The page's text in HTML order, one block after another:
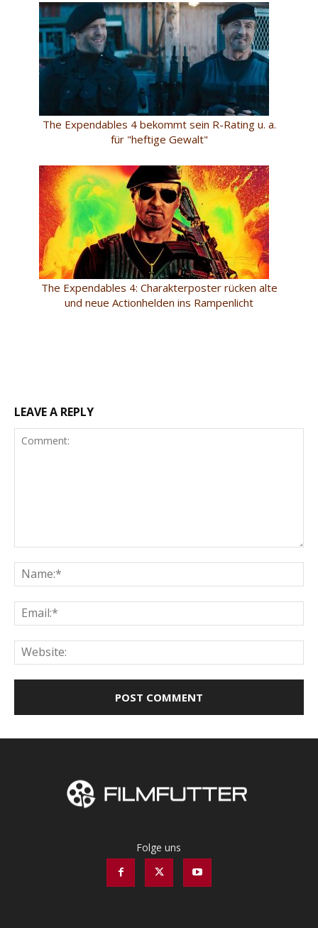
The Expendables 4 bekommt sein R-Rating u. a.
für "heftige Gewalt"
The Expendables 4: Charakterposter rücken alte
und neue Actionhelden ins Rampenlicht
LEAVE A REPLY
Folge uns